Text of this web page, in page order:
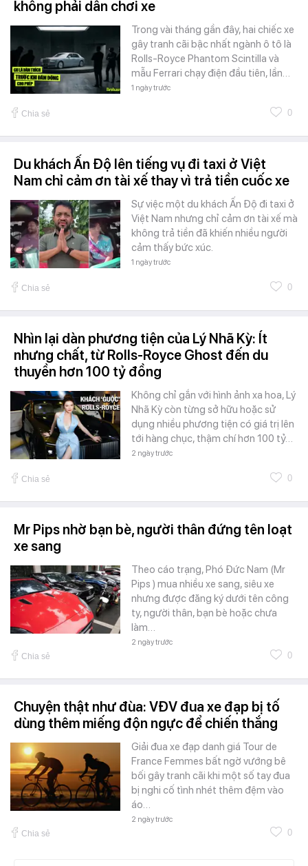
không phải dân chơi xe
Trong vài tháng gần đây, hai chiếc xe
gây tranh cãi bậc nhất ngành ô tô là
Rolls-Royce Phantom Scintilla và
mẫu Ferrari chạy điện đầu tiên, lần…
1 ngày trước
Chia sẻ 0
Du khách Ấn Độ lên tiếng vụ đi taxi ở Việt
Nam chỉ cảm ơn tài xế thay vì trả tiền cuốc xe
Sự việc một du khách Ấn Độ đi taxi ở
Việt Nam nhưng chỉ cảm ơn tài xế mà
không trả tiền đã khiến nhiều người
cảm thấy bức xúc.
1 ngày trước
Chia sẻ 0
Nhìn lại dàn phương tiện của Lý Nhã Kỳ: Ít
nhưng chất, từ Rolls-Royce Ghost đến du
thuyền hơn 100 tỷ đồng
Không chỉ gắn với hình ảnh xa hoa, Lý
Nhã Kỳ còn từng sở hữu hoặc sử
dụng nhiều phương tiện có giá trị lên
tới hàng chục, thậm chí hơn 100 tỷ…
2 ngày trước
Chia sẻ 0
Mr Pips nhờ bạn bè, người thân đứng tên loạt
xe sang
Theo cáo trạng, Phó Đức Nam (Mr
Pips ) mua nhiều xe sang, siêu xe
nhưng được đăng ký dưới tên công
ty, người thân, bạn bè hoặc chưa
làm…
2 ngày trước
Chia sẻ 0
Chuyện thật như đùa: VĐV đua xe đạp bị tố
dùng thêm miếng độn ngực để chiến thắng
Giải đua xe đạp danh giá Tour de
France Femmes bất ngờ vướng bê
bối gây tranh cãi khi một số tay đua
bị nghi cố tình nhét thêm đệm vào
áo…
2 ngày trước
Chia sẻ 0